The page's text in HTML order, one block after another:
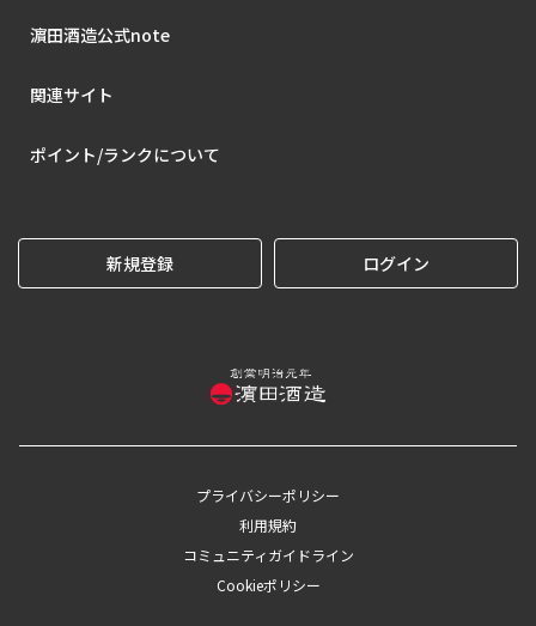
濵田酒造公式note
関連サイト
ポイント/ランクについて
新規登録 ログイン
プライバシーポリシー
利用規約
コミュニティガイドライン
Cookieポリシー